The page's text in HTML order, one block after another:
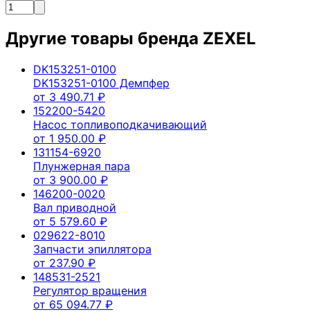
Другие товары бренда ZEXEL
DK153251-0100
DK153251-0100 Демпфер
от 3 490.71 ₽
152200-5420
Насос топливоподкачивающий
от 1 950.00 ₽
131154-6920
Плунжерная пара
от 3 900.00 ₽
146200-0020
Вал приводной
от 5 579.60 ₽
029622-8010
Запчасти эпиллятора
от 237.90 ₽
148531-2521
Регулятор вращения
от 65 094.77 ₽